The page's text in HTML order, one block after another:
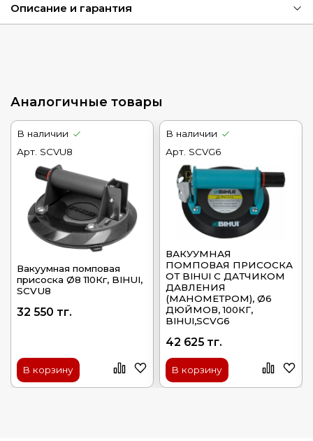
Описание и гарантия
Аналогичные товары
В наличии
Арт. SCVU8
Вакуумная помповая
присоска Ø8 110Кг, BIHUI,
SCVU8
32 550 тг.
В корзину
В наличии
Арт. SCVG6
ВАКУУМНАЯ
ПОМПОВАЯ ПРИСОСКА
ОТ BIHUI С ДАТЧИКОМ
ДАВЛЕНИЯ
(МАНОМЕТРОМ), Ø6
ДЮЙМОВ, 100КГ,
BIHUI,SCVG6
42 625 тг.
В корзину